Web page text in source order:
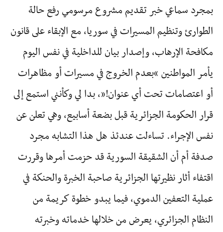
بمجرد سماعي خبر تقديم مشروع مرسومي رفع حالة
الطوارئ وتنظيم المسيرات في سوريا، مع الإبقاء على قانون
مكافحة الإرهاب، وإصدار بيان للداخلية في نفس اليوم
يأمر المواطنين “بعدم الخروج في مسيرات أو مظاهرات
أو اعتصامات تحت أي عنوان!”، بدا لي وكأنني استمع إلى
قرار الحكومة الجزائرية قبل بضعة أسابيع، وهي تعلن عن
نفس الإجراء. تساءلت عندئذ هل هذا التشابه مجرد
صدفة أم أن الشقيقة السورية قد حزمت أمرها وقررت
اقتفاء أثار نظيرتها الجزائرية صاحبة الخبرة والحنكة في
عملية التعفين الدموي، فيما يبدو خطوة كريمة من
النظام الجزائري، يعرض من خلالها خدماته وخبرته